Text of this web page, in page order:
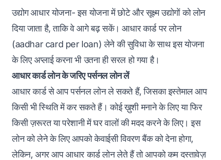
उद्योग आधार योजना- इस योजना में छोटे और सूक्ष्म उद्योगों को लोन
दिया जाता है, ताकि वे आगे बढ़ सकें। आधार कार्ड पर लोन
(aadhar card per loan) लेने की सुविधा के साथ इस योजना
के लिए अप्लाई करना भी उतना ही सरल हो गया है।
आधार कार्ड लोन के जरिए पर्सनल लोन लें
आधार कार्ड से आप पर्सनल लोन ले सकते हैं, जिसका इस्तेमाल आप
किसी भी स्थिति में कर सकते हैं। कोई ख़ुशी मनाने के लिए या फिर
किसी ज़रूरत या परेशानी में घर वालों की मदद करने के लिए। इस
लोन को लेने के लिए आपको केवाईसी विवरण बैंक को देना होगा,
लेकिन, अगर आप आधार कार्ड लोन लेते हैं तो आपको कम दस्तावेज़